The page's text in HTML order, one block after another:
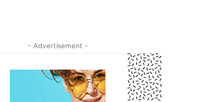
- Advertisement -